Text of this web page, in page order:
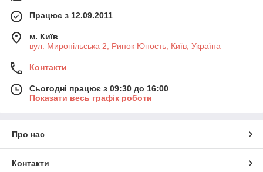
Працює з 12.09.2011
м. Київ
вул. Миропільська 2, Ринок Юность, Київ, Україна
Контакти
Сьогодні працює з 09:30 до 16:00
Показати весь графік роботи
Про нас
Контакти